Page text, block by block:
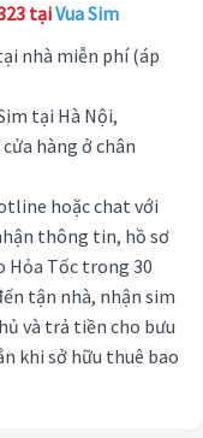
tạiVua Sim
nhà miễn phí (áp
tại Hà Nội,
hàng ở chân
hoặc chat với
thông tin, hồ sơ
Hỏa Tốc trong 30
tận nhà, nhận sim
và trả tiền cho bưu
khi sở hữu thuê bao